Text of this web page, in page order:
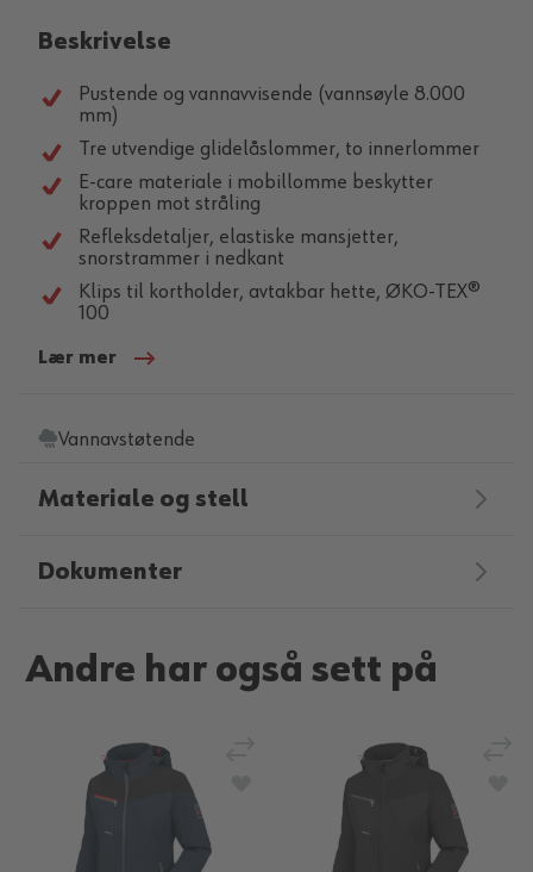
Beskrivelse
Pustende og vannavvisende (vannsøyle 8.000
mm)
Tre utvendige glidelåslommer, to innerlommer
E-care materiale i mobillomme beskytter
kroppen mot stråling
Refleksdetaljer, elastiske mansjetter,
snorstrammer i nedkant
Klips til kortholder, avtakbar hette, ØKO-TEX®
100
Lær mer
Vannavstøtende
Materiale og stell
Dokumenter
Andre har også sett på
Legg til sammenligning
Legg til i ønskeliste